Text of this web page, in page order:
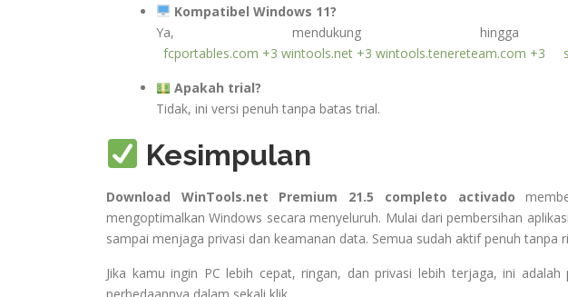
Kompatibel Windows 11?
Ya, mendukung
fcportables.com +3 wintools.net +3 wintools.tenereteam.com +3
Apakah trial?
Tidak, ini versi penuh tanpa batas trial.
Kesimpulan
Download WinTools.net Premium 21.5 completo activado
mengoptimalkan Windows secara menyeluruh. Mulai dari pembersihan
sampai menjaga privasi dan keamanan data. Semua sudah aktif penuh tanpa
Jika kamu ingin PC lebih cepat, ringan, dan privasi lebih terjaga, ini